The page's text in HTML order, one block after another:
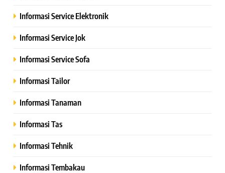
Informasi Service Elektronik
Informasi Service Jok
Informasi Service Sofa
Informasi Tailor
Informasi Tanaman
Informasi Tas
Informasi Tehnik
Informasi Tembakau